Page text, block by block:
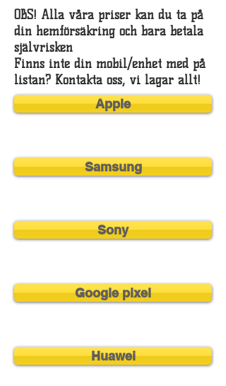
OBS! Alla våra priser kan du ta på
din hemförsäkring och bara betala
självrisken
Finns inte din mobil/enhet med på
listan? Kontakta oss, vi lagar allt!
Apple
Samsung
Sony
Google pixel
Huawei